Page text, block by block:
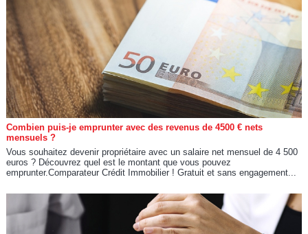
Combien puis-je emprunter avec des revenus de 4500 € nets
mensuels ?
Vous souhaitez devenir propriétaire avec un salaire net mensuel de 4 500
euros ? Découvrez quel est le montant que vous pouvez
emprunter.Comparateur Crédit Immobilier ! Gratuit et sans engagement...